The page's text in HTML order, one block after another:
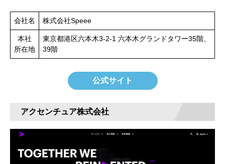
会社名 株式会社Speee
本社
所在地
東京都港区六本木3-2-1 六本木グランドタワー35階、
39階
公式サイト
アクセンチュア株式会社